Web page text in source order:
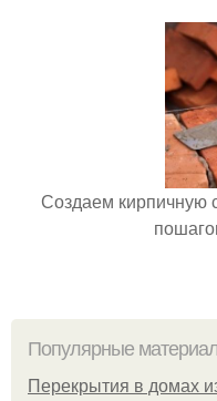
Создаем кирпичную
Популярные
Перекрытия в домах